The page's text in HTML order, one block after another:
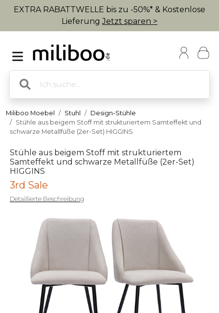
EXTRA RABATTWELLE bis zu -50%* & Kostenlose
LieferungJetzt sparen >
Miliboo Moebel Stuhl
Design-Stühle
Stühle aus beigem Stoff mit strukturiertem Samteffekt und
schwarze Metallfüße (2er-Set) HIGGINS
Stühle aus beigem Stoff mit strukturiertem
Samteffekt und schwarze Metallfüße (2er-Set)
HIGGINS
3rd Sale
Detaillierte Beschreibung